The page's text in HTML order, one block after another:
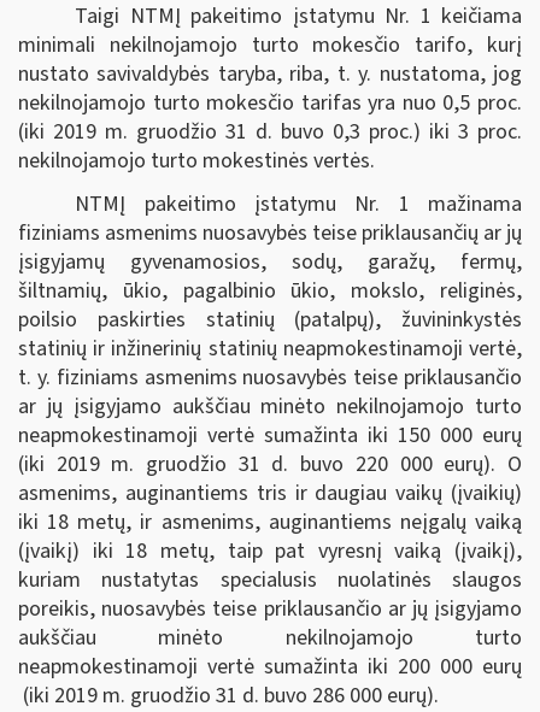
Taigi NTMĮ pakeitimo įstatymu Nr. 1 keičiama
minimali nekilnojamojo turto mokesčio tarifo, kurį
nustato savivaldybės taryba, riba, t. y. nustatoma, jog
nekilnojamojo turto mokesčio tarifas yra nuo 0,5 proc.
(iki 2019 m. gruodžio 31 d. buvo 0,3 proc.) iki 3 proc.
nekilnojamojo turto mokestinės vertės.
NTMĮ pakeitimo įstatymu Nr. 1 mažinama
fiziniams asmenims nuosavybės teise priklausančių ar jų
įsigyjamų gyvenamosios, sodų, garažų, fermų,
šiltnamių, ūkio, pagalbinio ūkio, mokslo, religinės,
poilsio paskirties statinių (patalpų), žuvininkystės
statinių ir inžinerinių statinių neapmokestinamoji vertė,
t. y. fiziniams asmenims nuosavybės teise priklausančio
ar jų įsigyjamo aukščiau minėto nekilnojamojo turto
neapmokestinamoji vertė sumažinta iki 150 000 eurų
(iki 2019 m. gruodžio 31 d. buvo 220 000 eurų). O
asmenims, auginantiems tris ir daugiau vaikų (įvaikių)
iki 18 metų, ir asmenims, auginantiems neįgalų vaiką
(įvaikį) iki 18 metų, taip pat vyresnį vaiką (įvaikį),
kuriam nustatytas specialusis nuolatinės slaugos
poreikis, nuosavybės teise priklausančio ar jų įsigyjamo
aukščiau minėto nekilnojamojo turto
neapmokestinamoji vertė sumažinta iki 200 000 eurų
(iki 2019 m. gruodžio 31 d. buvo 286 000 eurų).